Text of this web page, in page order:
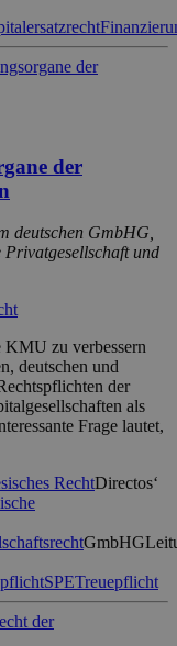
der
deutschen GmbHG,
und
KMU zu verbessern
deutschen und
der
als
Frage lautet,
RechtDirectos‘
GmbHG
SPETreuepflicht